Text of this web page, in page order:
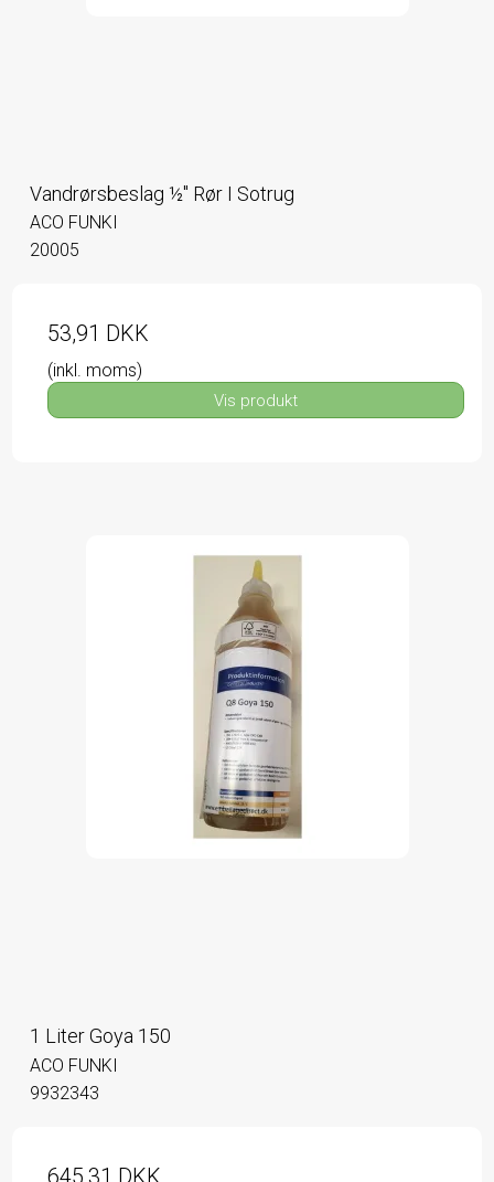
Vandrørsbeslag ½" Rør I Sotrug
ACO FUNKI
20005
53,91 DKK
(inkl. moms)
Vis produkt
1 Liter Goya 150
ACO FUNKI
9932343
645,31 DKK